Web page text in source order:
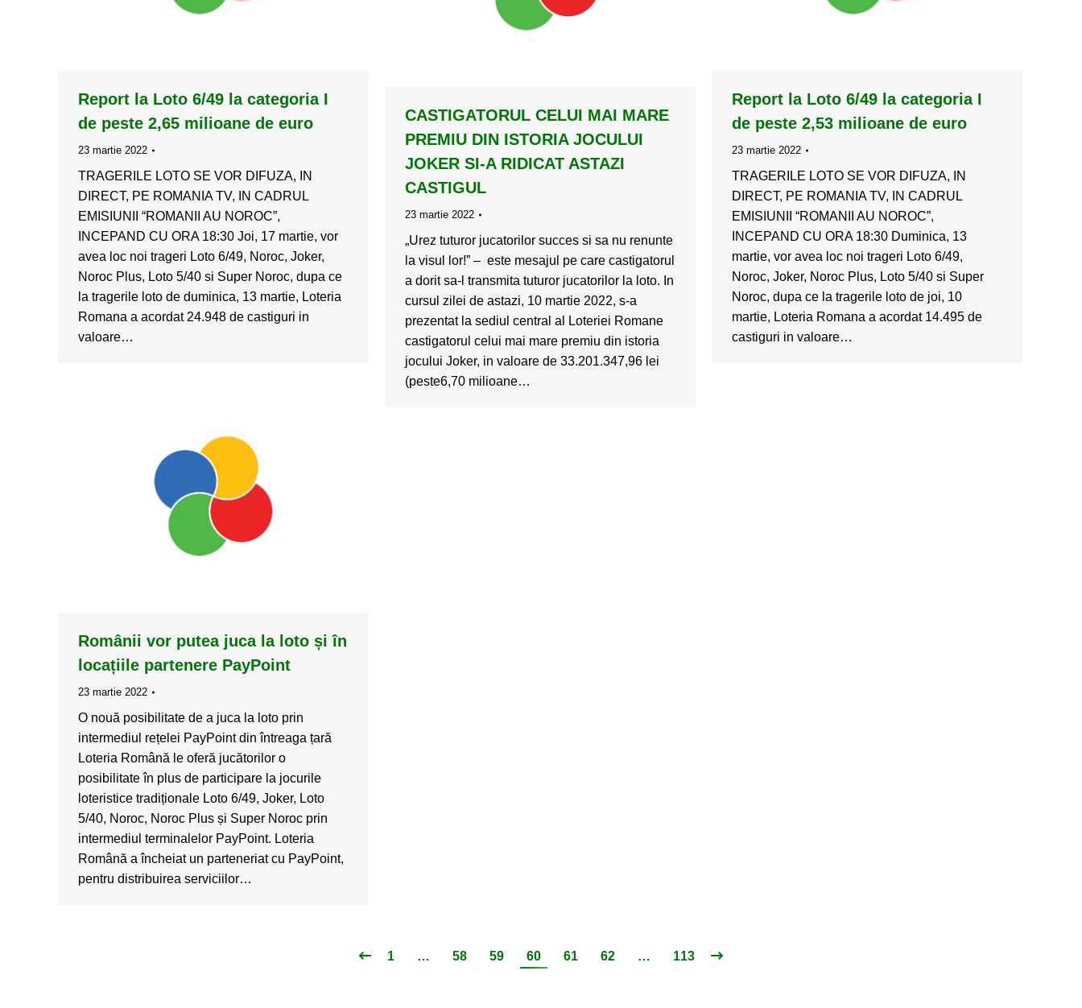
Report la Loto 6/49 la categoria I
de peste 2,65 milioane de euro
23 martie 2022
TRAGERILE LOTO SE VOR DIFUZA, IN
DIRECT, PE ROMANIA TV, IN CADRUL
EMISIUNII “ROMANII AU NOROC”,
INCEPAND CU ORA 18:30 Joi, 17 martie, vor
avea loc noi trageri Loto 6/49, Noroc, Joker,
Noroc Plus, Loto 5/40 si Super Noroc, dupa ce
la tragerile loto de duminica, 13 martie, Loteria
Romana a acordat 24.948 de castiguri in
valoare…
Report la Loto 6/49 la categoria I
de peste 2,53 milioane de euro
23 martie 2022
TRAGERILE LOTO SE VOR DIFUZA, IN
DIRECT, PE ROMANIA TV, IN CADRUL
EMISIUNII “ROMANII AU NOROC”,
INCEPAND CU ORA 18:30 Duminica, 13
martie, vor avea loc noi trageri Loto 6/49,
Noroc, Joker, Noroc Plus, Loto 5/40 si Super
Noroc, dupa ce la tragerile loto de joi, 10
martie, Loteria Romana a acordat 14.495 de
castiguri in valoare…
CASTIGATORUL CELUI MAI MARE
PREMIU DIN ISTORIA JOCULUI
JOKER SI-A RIDICAT ASTAZI
CASTIGUL
23 martie 2022
„Urez tuturor jucatorilor succes si sa nu renunte
la visul lor!” – este mesajul pe care castigatorul
a dorit sa-l transmita tuturor jucatorilor la loto. In
cursul zilei de astazi, 10 martie 2022, s-a
prezentat la sediul central al Loteriei Romane
castigatorul celui mai mare premiu din istoria
jocului Joker, in valoare de 33.201.347,96 lei
(peste6,70 milioane…
Românii vor putea juca la loto și în
locațiile partenere PayPoint
23 martie 2022
O nouă posibilitate de a juca la loto prin
intermediul rețelei PayPoint din întreaga țară
Loteria Română le oferă jucătorilor o
posibilitate în plus de participare la jocurile
loteristice tradiționale Loto 6/49, Joker, Loto
5/40, Noroc, Noroc Plus și Super Noroc prin
intermediul terminalelor PayPoint. Loteria
Română a încheiat un parteneriat cu PayPoint,
pentru distribuirea serviciilor…
1 … 58 59 60 61 62 … 113